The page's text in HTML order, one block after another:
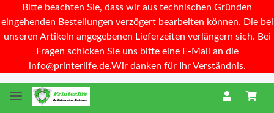
Bitte beachten Sie, dass wir aus technischen Gründen
eingehenden Bestellungen verzögert bearbeiten können. Die bei
unseren Artikeln angegebenen Lieferzeiten verlängern sich. Bei
Fragen schicken Sie uns bitte eine E-Mail an die
info@printerlife.de.Wir danken für Ihr Verständnis.